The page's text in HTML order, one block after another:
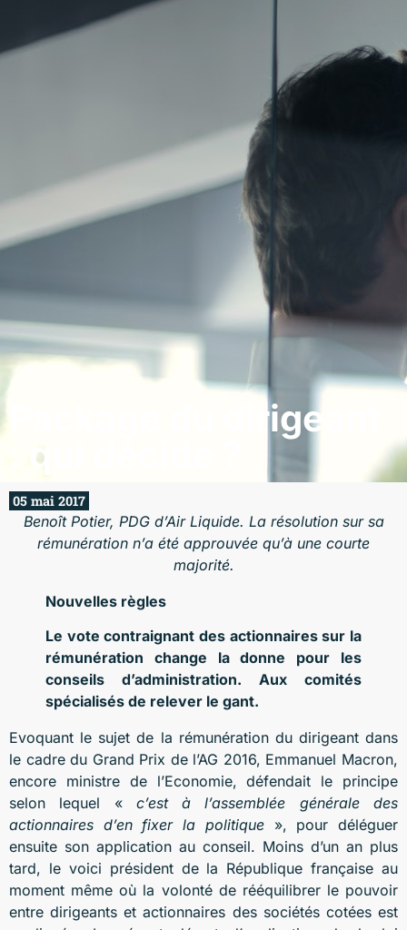
Package du dirigeant
: qui décide ?
05 mai 2017
Benoît Potier, PDG d’Air Liquide. La résolution sur sa
rémunération n’a été approuvée qu’à une courte
majorité.
Nouvelles règles
Le vote contraignant des actionnaires sur la
rémunération change la donne pour les
conseils d’administration. Aux comités
spécialisés de relever le gant.
Evoquant le sujet de la rémunération du dirigeant dans
le cadre du Grand Prix de l’AG 2016, Emmanuel Macron,
encore ministre de l’Economie, défendait le principe
selon lequel « c’est à l’assemblée générale des
actionnaires d’en fixer la politique », pour déléguer
ensuite son application au conseil. Moins d’un an plus
tard, le voici président de la République française au
moment même où la volonté de rééquilibrer le pouvoir
entre dirigeants et actionnaires des sociétés cotées est